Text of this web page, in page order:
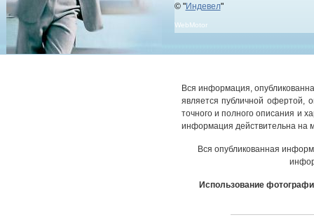
© "Индевел"
WebMotor
Вся информация,
является публичной офертой,
точного и полного описания и
информация действительна на
Вся опубликованная
Использование